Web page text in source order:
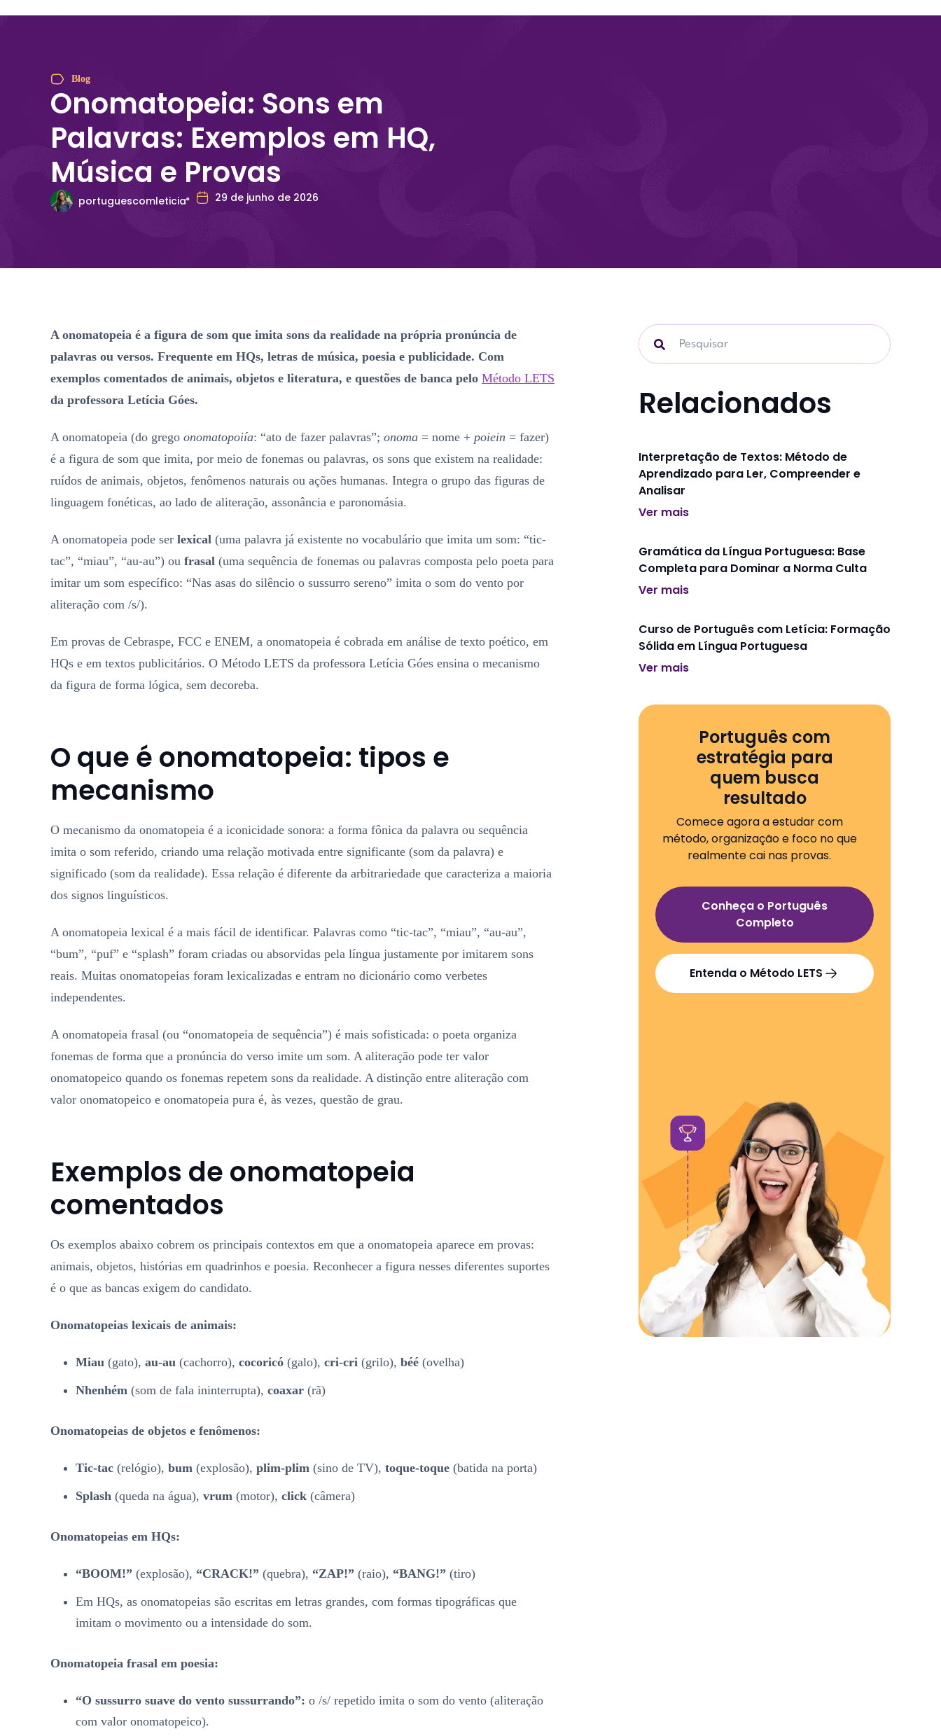
Blog
Onomatopeia: Sons em
Palavras: Exemplos em HQ,
Música e Provas
portuguescomleticia 29 de junho de 2026
A onomatopeia é a figura de som que imita sons da realidade na própria pronúncia de
palavras ou versos. Frequente em HQs, letras de música, poesia e publicidade. Com
exemplos comentados de animais, objetos e literatura, e questões de banca pelo Método LETS
da professora Letícia Góes.
A onomatopeia (do grego onomatopoiía: “ato de fazer palavras”; onoma = nome + poiein = fazer)
é a figura de som que imita, por meio de fonemas ou palavras, os sons que existem na realidade:
ruídos de animais, objetos, fenômenos naturais ou ações humanas. Integra o grupo das figuras de
linguagem fonéticas, ao lado de aliteração, assonância e paronomásia.
A onomatopeia pode ser lexical (uma palavra já existente no vocabulário que imita um som: “tic-
tac”, “miau”, “au-au”) ou frasal (uma sequência de fonemas ou palavras composta pelo poeta para
imitar um som específico: “Nas asas do silêncio o sussurro sereno” imita o som do vento por
aliteração com /s/).
Em provas de Cebraspe, FCC e ENEM, a onomatopeia é cobrada em análise de texto poético, em
HQs e em textos publicitários. O Método LETS da professora Letícia Góes ensina o mecanismo
da figura de forma lógica, sem decoreba.
O que é onomatopeia: tipos e
mecanismo
O mecanismo da onomatopeia é a iconicidade sonora: a forma fônica da palavra ou sequência
imita o som referido, criando uma relação motivada entre significante (som da palavra) e
significado (som da realidade). Essa relação é diferente da arbitrariedade que caracteriza a maioria
dos signos linguísticos.
A onomatopeia lexical é a mais fácil de identificar. Palavras como “tic-tac”, “miau”, “au-au”,
“bum”, “puf” e “splash” foram criadas ou absorvidas pela língua justamente por imitarem sons
reais. Muitas onomatopeias foram lexicalizadas e entram no dicionário como verbetes
independentes.
A onomatopeia frasal (ou “onomatopeia de sequência”) é mais sofisticada: o poeta organiza
fonemas de forma que a pronúncia do verso imite um som. A aliteração pode ter valor
onomatopeico quando os fonemas repetem sons da realidade. A distinção entre aliteração com
valor onomatopeico e onomatopeia pura é, às vezes, questão de grau.
Exemplos de onomatopeia
comentados
Os exemplos abaixo cobrem os principais contextos em que a onomatopeia aparece em provas:
animais, objetos, histórias em quadrinhos e poesia. Reconhecer a figura nesses diferentes suportes
é o que as bancas exigem do candidato.
Onomatopeias lexicais de animais:
Miau (gato), au-au (cachorro), cocoricó (galo), cri-cri (grilo), béé (ovelha)
Nhenhém (som de fala ininterrupta), coaxar (rã)
Onomatopeias de objetos e fenômenos:
Tic-tac (relógio), bum (explosão), plim-plim (sino de TV), toque-toque (batida na porta)
Splash (queda na água), vrum (motor), click (câmera)
Onomatopeias em HQs:
“BOOM!” (explosão), “CRACK!” (quebra), “ZAP!” (raio), “BANG!” (tiro)
Em HQs, as onomatopeias são escritas em letras grandes, com formas tipográficas que
imitam o movimento ou a intensidade do som.
Onomatopeia frasal em poesia:
“O sussurro suave do vento sussurrando”: o /s/ repetido imita o som do vento (aliteração
com valor onomatopeico).
Relacionados
Interpretação de Textos: Método de
Aprendizado para Ler, Compreender e
Analisar
Ver mais
Gramática da Língua Portuguesa: Base
Completa para Dominar a Norma Culta
Ver mais
Curso de Português com Letícia: Formação
Sólida em Língua Portuguesa
Ver mais
Português com
estratégia para
quem busca
resultado
Comece agora a estudar com
método, organização e foco no que
realmente cai nas provas.
Conheça o Português
Completo
Entenda o Método LETS